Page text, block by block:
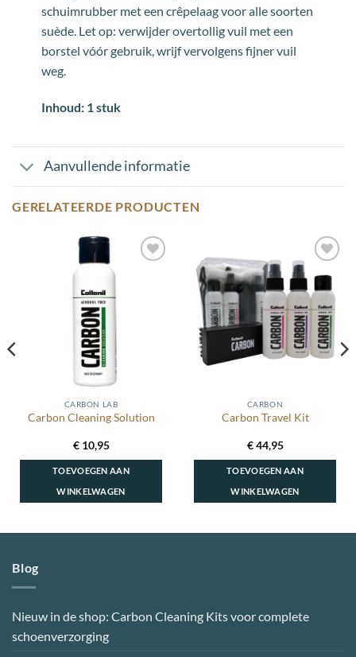
schuimrubber met een crêpelaag voor alle soorten
suède. Let op: verwijder overtollig vuil met een
borstel vóór gebruik, wrijf vervolgens fijner vuil
weg.
Inhoud: 1 stuk
Aanvullende informatie
GERELATEERDE PRODUCTEN
CARBON LAB
Carbon Cleaning Solution
€10,95
TOEVOEGEN AAN
WINKELWAGEN
Toevoegen
aan
wenslijst
CARBON
Carbon Travel Kit
€44,95
TOEVOEGEN AAN
WINKELWAGEN
Blog
Nieuw in de shop: Carbon Cleaning Kits voor complete
schoenverzorging